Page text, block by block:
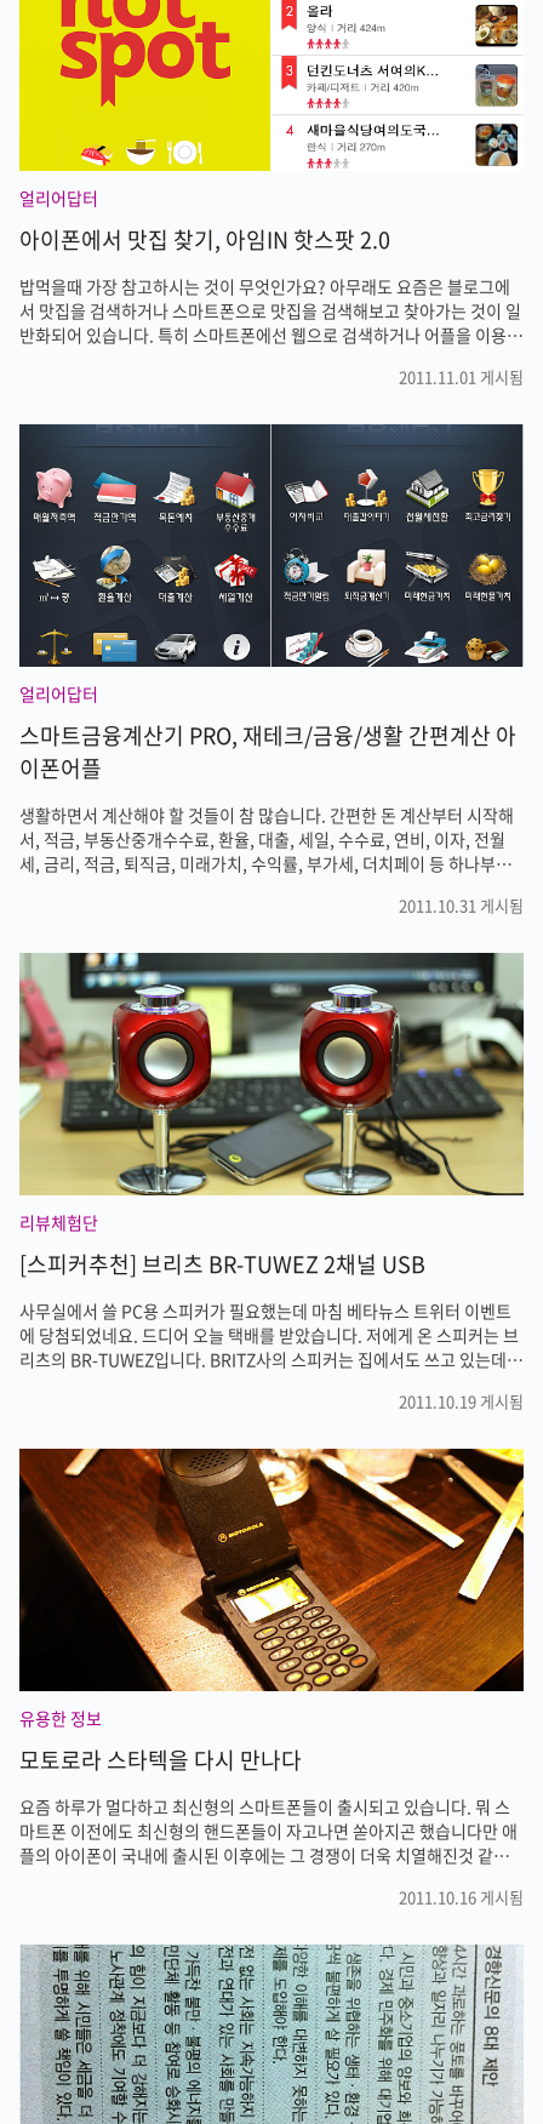
이 메뉴를 누르면 ios5.0.1 업데이트 화면으로 이동합니다. 이번 업데..
얼리어답터
아이폰에서 맛집 찾기, 아임IN 핫스팟 2.0
밥먹을때 가장 참고하시는 것이 무엇인가요? 아무래도 요즘은 블로그에
서 맛집을 검색하거나 스마트폰으로 맛집을 검색해보고 찾아가는 것이 일
반화되어 있습니다. 특히 스마트폰에선 웹으로 검색하거나 어플을 이용하
핫스팟 2.0'을 소개해드리겠습니다. 스마트폰으로 아임IN으로 발도장 찍
긴 발도장, 포스트, 사진을 통해 매일 달라지는 진짜! Real 뜨는 맛집 랭킹
되고 활성화되는데 일단 이점에서는 합격점을 받아도 될것 같습니다. 2.0
으로 버전이 업데이트되면서 새로워진 기능은 아래와 같습니다. 1. 시즈..
2011.11.01 게시됨
얼리어답터
스마트금융계산기 PRO, 재테크/금융/생활 간편계산 아
이폰어플
생활하면서 계산해야 할 것들이 참 많습니다. 간편한 돈 계산부터 시작해
서, 적금, 부동산중개수수료, 환율, 대출, 세일, 수수료, 연비, 이자, 전월
세, 금리, 적금, 퇴직금, 미래가치, 수익률, 부가세, 더치페이 등 하나부터
쉽게 할수 있는 아이폰 어플이 출시되었습니다. 무료 버전(스마트금융계
에 기능을 강화해서 유료버전이 출시되었습니다. 유료버전은 0.99달러인
데요. Pro 버전에서만 사용할 수 있는 대출갈아타기, 전월세전환, 최고금
리찾기, 적금만기알림, 퇴직금계산기, 미래현금/현물가치, 수익률계산기,
커피담배비용계산, VAT/더치페이 계산기등 11개의 계산 기능..
2011.10.31 게시됨
리뷰체험단
[스피커추천] 브리츠 BR-TUWEZ 2채널 USB
사무실에서 쓸 PC용 스피커가 필요했는데 마침 베타뉴스 트위터 이벤트
에 당첨되었네요. 드디어 오늘 택배를 받았습니다. 저에게 온 스피커는 브
리츠의 BR-TUWEZ입니다. BRITZ사의 스피커는 집에서도 쓰고 있는데
에는 비교할바가 못돼지만 보통 사람들이 듣기엔 무난할거란 생각이 듭니
생각합니다. 포장상자의 모습입니다. 와인색의 스피커가 왔는데 검은색의
컴퓨터 옆에 놓으니 상당히 보기가 좋습니다. 종이상자를 뜯으니 스피커
가 스티로폼에 잘 쌓여져 있네요. 비닐을 벗겼습니다. 생각보다 크기도 작
고, 디자인도 이쁩니다. 스피커 뒷면의 모습인데요. 볼륨 조절은 스피커 상
단의 동그..
2011.10.19 게시됨
유용한 정보
모토로라 스타텍을 다시 만나다
요즘 하루가 멀다하고 최신형의 스마트폰들이 출시되고 있습니다. 뭐 스
마트폰 이전에도 최신형의 핸드폰들이 자고나면 쏟아지곤 했습니다만 애
플의 아이폰이 국내에 출시된 이후에는 그 경쟁이 더욱 치열해진것 같습
로 최신형 스마트폰으로 바꾸어버리더군요. 물론 고장이 나거나 분실하면
많습니다. 저도 그런 부류에 포함되어 있습니다. 하지만 이번 주말 후배 결
혼식에 갔다가 정말 오래된 폰을 지금까지 쓰고 있는 선배를 만났습니다.
나이가 많은것도 아니고 삼십대 초반인데 대학교때 쓰던 폰을 지금까지
쓰고 있더라구요. 모토로라의 스타텍입니다. 물론 스타텍 하나를 지금까
지 쓴건 아니고 ..
2011.10.16 게시됨